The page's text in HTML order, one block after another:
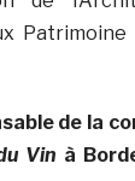
de la
Vin à